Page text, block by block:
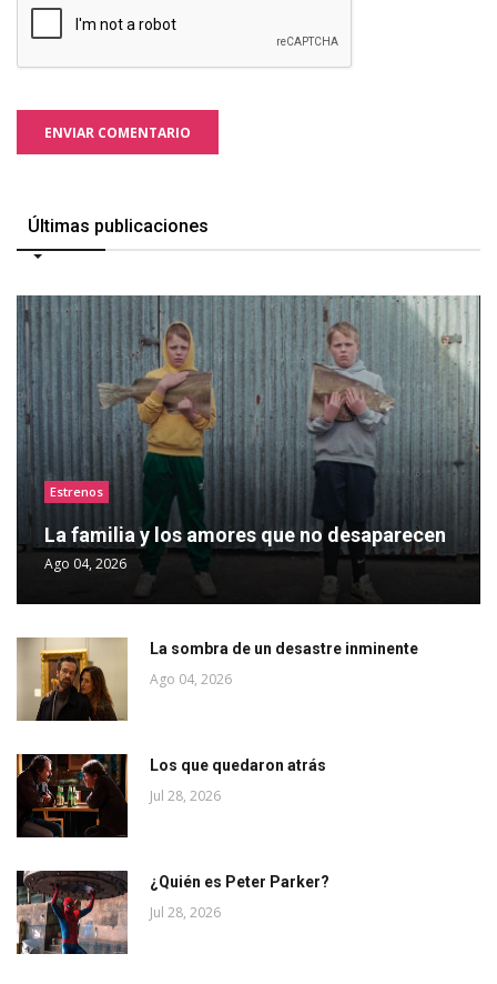
ENVIAR COMENTARIO
Últimas publicaciones
Estrenos
La familia y los amores que no desaparecen
Ago 04, 2026
La sombra de un desastre inminente
Ago 04, 2026
Los que quedaron atrás
Jul 28, 2026
¿Quién es Peter Parker?
Jul 28, 2026